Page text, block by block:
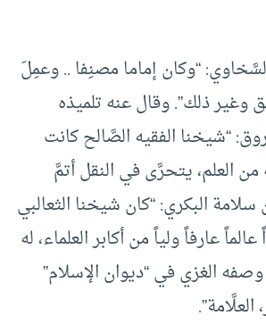
“وكان إماما مصنِفا .. وعمِلَ
وغير ذلك”. وقال عنه تلميذه
“شيخنا الفقيه الصَّالح كانت
من العلم، يتحرَّى في النقل أتمَّ
البكري: “كان شيخنا الثعالبي
عارفاً ولياً من أكابر العلماء، له
الغزي في “ديوان الإسلام”
العلَّامة”.